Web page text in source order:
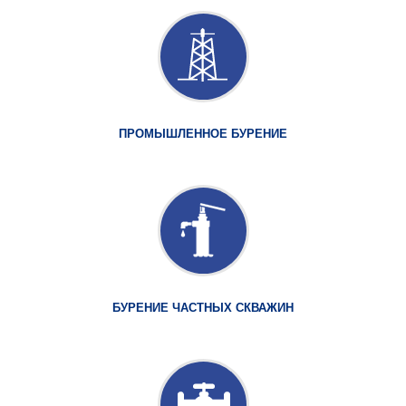
ПРОМЫШЛЕННОЕ БУРЕНИЕ
БУРЕНИЕ ЧАСТНЫХ СКВАЖИН